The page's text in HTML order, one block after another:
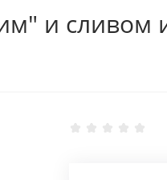
и сливом